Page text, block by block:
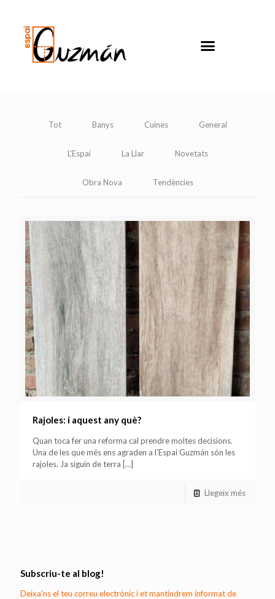
Tot Banys Cuines General
L'Espai La Llar Novetats
Obra Nova Tendències
Rajoles: i aquest any què?
Quan toca fer una reforma cal prendre moltes decisions.
Una de les que més ens agraden a l’Espai Guzmán són les
rajoles. Ja siguin de terra […]
Llegeix més
Subscriu-te al blog!
Deixa’ns el teu correu electrònic i et mantindrem informat de